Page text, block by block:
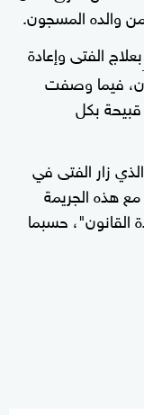
من والده المسجون.
بعلاج الفتى وإعادة
فيما وصفت
قبيحة بكل
زار الفتى في
هذه الجريمة
القانون"، حسبما